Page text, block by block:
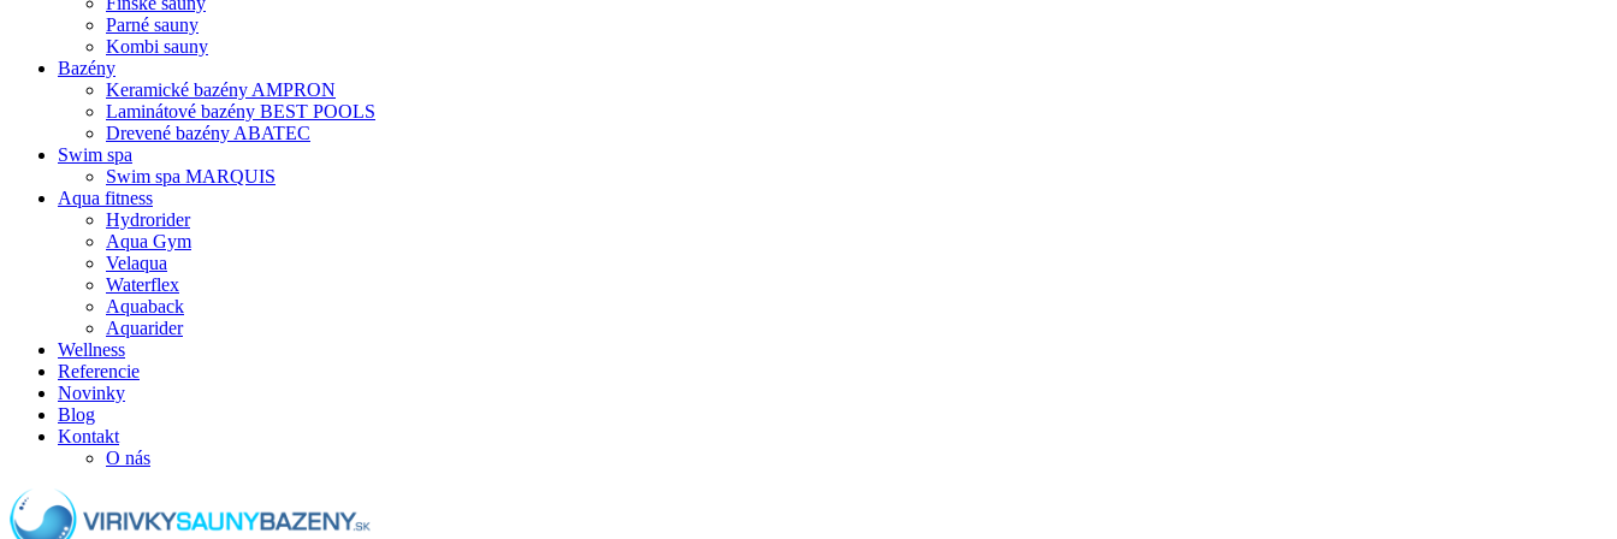
Parné sauny
Kombi sauny
Bazény
Keramické bazény AMPRON
Laminátové bazény BEST POOLS
Drevené bazény ABATEC
Swim spa
Swim spa MARQUIS
Aqua fitness
Hydrorider
Aqua Gym
Velaqua
Waterflex
Aquaback
Aquarider
Wellness
Referencie
Novinky
Blog
Kontakt
O nás